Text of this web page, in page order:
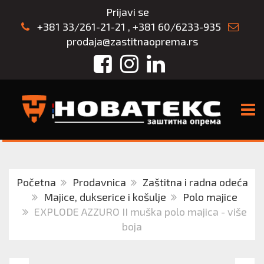
Prijavi se
+381 33/261-21-21 , +381 60/6233-935
prodaja@zastitnaoprema.rs
FacebookInstagram
LinkedIn
Početna Prodavnica
Zaštitna i radna odeća
Majice, dukserice i košulje
Polo majice
EXPLODE AZZURO II muška polo majica - više
boja